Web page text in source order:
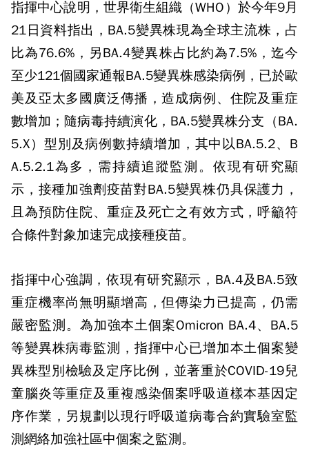
指揮中心說明，世界衛生組織（WHO）於今年9月
21日資料指出，BA.5變異株現為全球主流株，占
比為76.6%，另BA.4變異株占比約為7.5%，迄今
至少121個國家通報BA.5變異株感染病例，已於歐
美及亞太多國廣泛傳播，造成病例、住院及重症
數增加；隨病毒持續演化，BA.5變異株分支（BA.
5.X）型別及病例數持續增加，其中以BA.5.2、B
A.5.2.1為多，需持續追蹤監測。依現有研究顯
示，接種加強劑疫苗對BA.5變異株仍具保護力，
且為預防住院、重症及死亡之有效方式，呼籲符
合條件對象加速完成接種疫苗。
指揮中心強調，依現有研究顯示，BA.4及BA.5致
重症機率尚無明顯增高，但傳染力已提高，仍需
嚴密監測。為加強本土個案Omicron BA.4、BA.5
等變異株病毒監測，指揮中心已增加本土個案變
異株型別檢驗及定序比例，並著重於COVID-19兒
童腦炎等重症及重複感染個案呼吸道樣本基因定
序作業，另規劃以現行呼吸道病毒合約實驗室監
測網絡加強社區中個案之監測。